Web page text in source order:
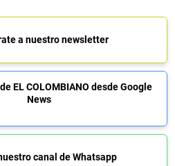
a nuestro newsletter
EL COLOMBIANO desde Google
News
canal de Whatsapp